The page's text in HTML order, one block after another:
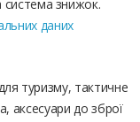
система знижок.
даних
туризму, тактичне
аксесуари до зброї